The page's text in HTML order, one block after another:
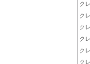
ク
ク
ク
ク
ク
ク